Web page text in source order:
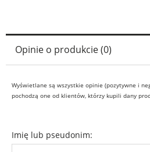
Opinie o produkcie (0)
Wyświetlane są wszystkie opinie (pozytywne i
pochodzą one od klientów, którzy kupili dany
Imię lub pseudonim: